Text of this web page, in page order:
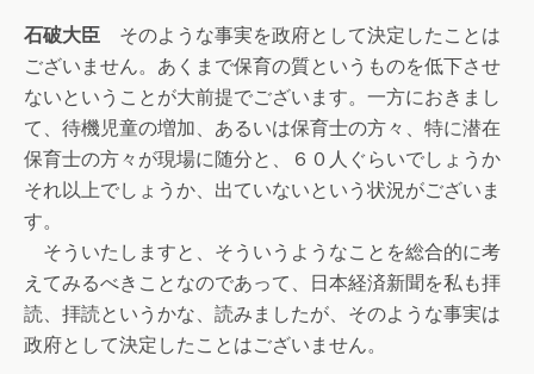
石破大臣 そのような事実を政府として決定したことは
ございません。あくまで保育の質というものを低下させ
ないということが大前提でございます。一方におきまし
て、待機児童の増加、あるいは保育士の方々、特に潜在
保育士の方々が現場に随分と、６０人ぐらいでしょうか
それ以上でしょうか、出ていないという状況がございま
す。
そういたしますと、そういうようなことを総合的に考
えてみるべきことなのであって、日本経済新聞を私も拝
読、拝読というかな、読みましたが、そのような事実は
政府として決定したことはございません。